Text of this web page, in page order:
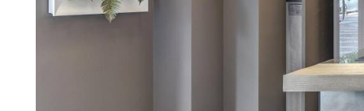
Lavora con noi